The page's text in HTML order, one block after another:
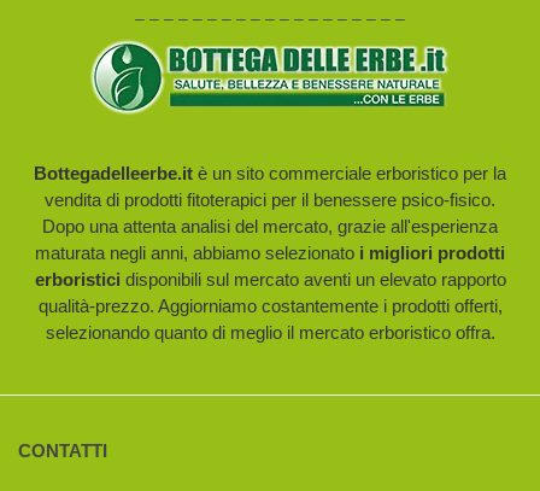
– – – – – – – – – – – – – – – – – – –
Bottegadelleerbe.it è un sito commerciale erboristico per la
vendita di prodotti fitoterapici per il benessere psico-fisico.
Dopo una attenta analisi del mercato, grazie all'esperienza
maturata negli anni, abbiamo selezionato i migliori prodotti
erboristici disponibili sul mercato aventi un elevato rapporto
qualità-prezzo. Aggiorniamo costantemente i prodotti offerti,
selezionando quanto di meglio il mercato erboristico offra.
CONTATTI